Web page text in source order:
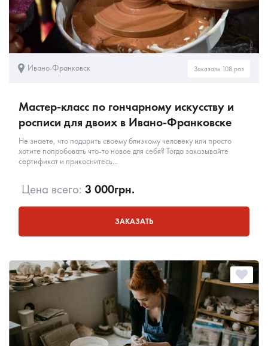
Ивано-Франковск Заказали 108 раз
Мастер-класс по гончарному искусству и
росписи для двоих в Ивано-Франковске
Не знаете, что подарить своему близкому человеку или просто
хотите попробовать что-то новое для себя? Тогда заказывайте
сертификат и прикоснитесь...
Цена всего: 3 000грн.
ЗАКАЗАТЬ